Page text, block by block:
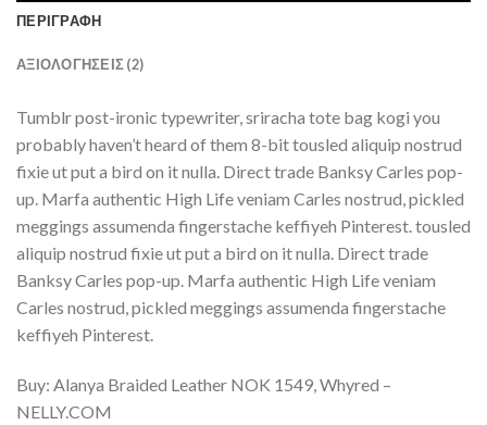
ΠΕΡΙΓΡΑΦΉ
ΑΞΙΟΛΟΓΉΣΕΙΣ (2)
Tumblr post-ironic typewriter, sriracha tote bag kogi you
probably haven’t heard of them 8-bit tousled aliquip nostrud
fixie ut put a bird on it nulla. Direct trade Banksy Carles pop-
up. Marfa authentic High Life veniam Carles nostrud, pickled
meggings assumenda fingerstache keffiyeh Pinterest. tousled
aliquip nostrud fixie ut put a bird on it nulla. Direct trade
Banksy Carles pop-up. Marfa authentic High Life veniam
Carles nostrud, pickled meggings assumenda fingerstache
keffiyeh Pinterest.
Buy: Alanya Braided Leather NOK 1549, Whyred –
NELLY.COM